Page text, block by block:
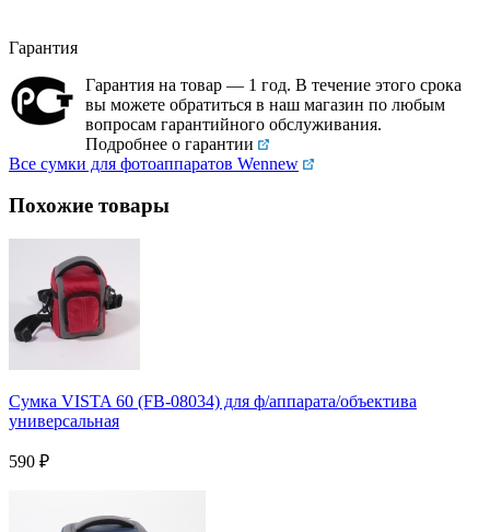
Гарантия
Гарантия на товар — 1 год. В течение этого срока
вы можете обратиться в наш магазин по любым
вопросам гарантийного обслуживания.
Подробнее о гарантии
Все сумки для фотоаппаратов Wennew
Похожие товары
Сумка VISTA 60 (FB-08034) для ф/аппарата/объектива
универсальная
590 ₽